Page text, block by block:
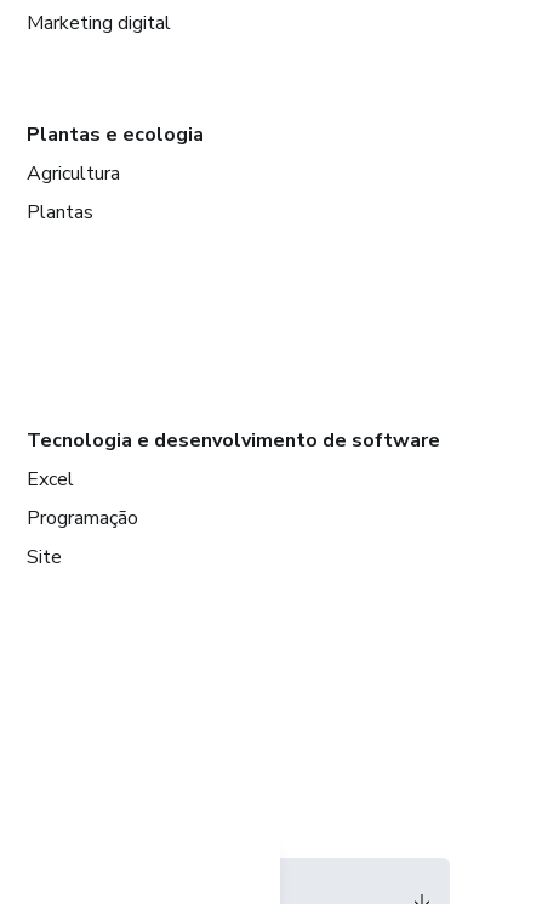
Marketing digital
Plantas e ecologia
Agricultura
Plantas
Tecnologia e desenvolvimento de software
Excel
Programação
Site